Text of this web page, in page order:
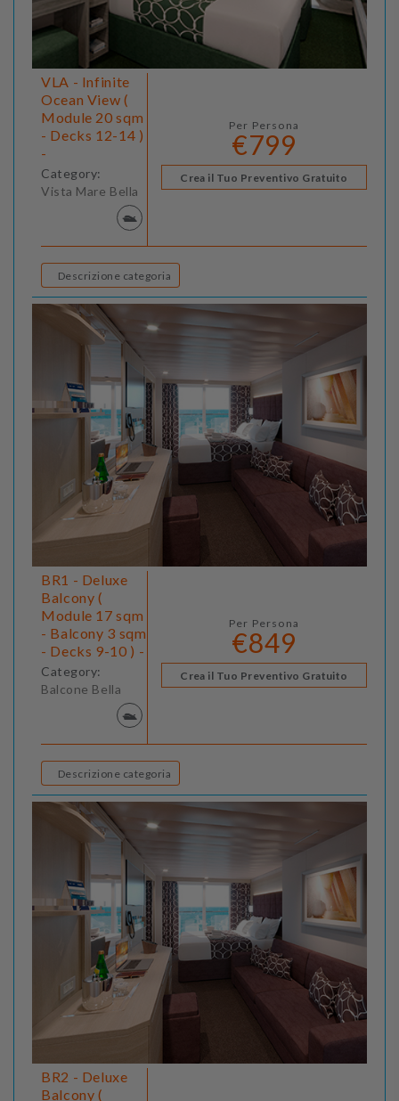
VLA - Infinite
Ocean View (
Module 20 sqm
- Decks 12-14 )
-
Category:
Vista Mare Bella
Per Persona
€799
Crea il Tuo Preventivo Gratuito
Descrizione categoria
BR1 - Deluxe
Balcony (
Module 17 sqm
- Balcony 3 sqm
- Decks 9-10 ) -
Category:
Balcone Bella
Per Persona
€849
Crea il Tuo Preventivo Gratuito
Descrizione categoria
BR2 - Deluxe
Balcony (